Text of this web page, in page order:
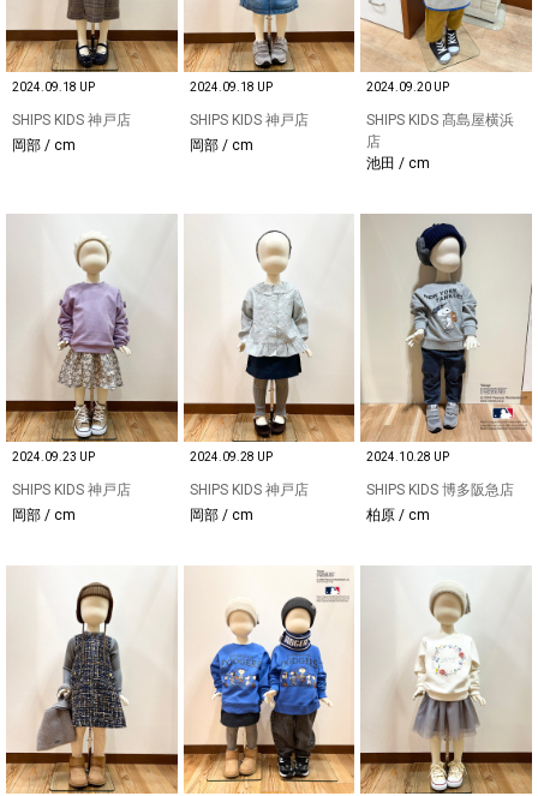
2024.09.18 UP
SHIPS KIDS 神戸店
岡部 / cm
2024.09.18 UP
SHIPS KIDS 神戸店
岡部 / cm
2024.09.20 UP
SHIPS KIDS 髙島屋横浜
店
池田 / cm
2024.09.23 UP
SHIPS KIDS 神戸店
岡部 / cm
2024.09.28 UP
SHIPS KIDS 神戸店
岡部 / cm
2024.10.28 UP
SHIPS KIDS 博多阪急店
柏原 / cm